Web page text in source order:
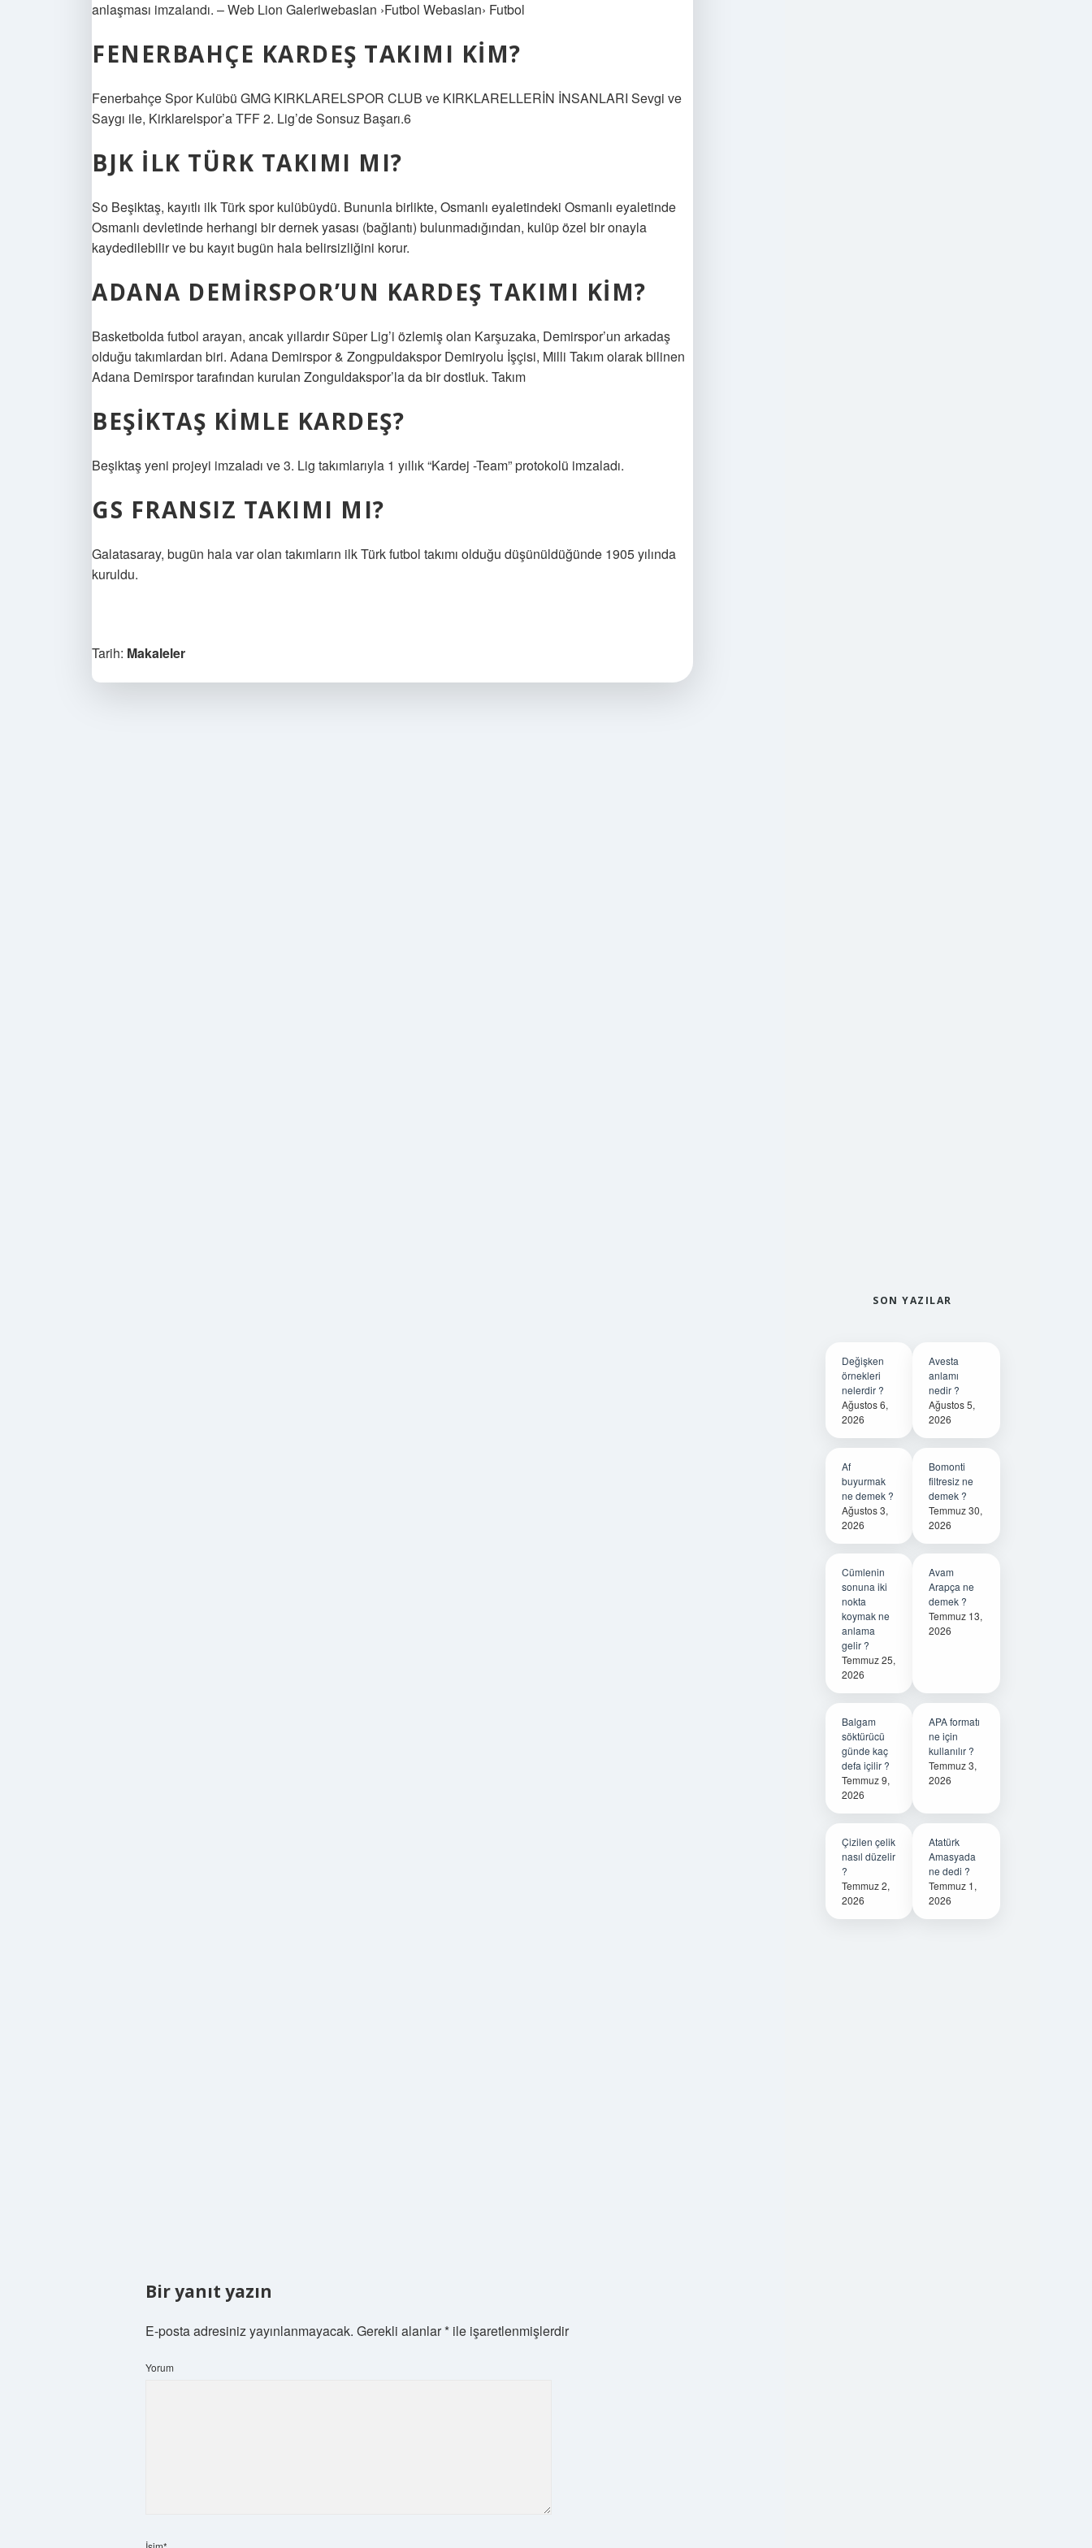
anlaşması imzalandı. – Web Lion Galeriwebaslan ›Futbol Webaslan› Futbol
FENERBAHÇE KARDEŞ TAKIMI KIM?
Fenerbahçe Spor Kulübü GMG KIRKLARELSPOR CLUB ve KIRKLARELLERİN İNSANLARI Sevgi ve
Saygı ile, Kirklarelspor’a TFF 2. Lig’de Sonsuz Başarı.6
BJK ILK TÜRK TAKIMI MI?
So Beşiktaş, kayıtlı ilk Türk spor kulübüydü. Bununla birlikte, Osmanlı eyaletindeki Osmanlı eyaletinde
Osmanlı devletinde herhangi bir dernek yasası (bağlantı) bulunmadığından, kulüp özel bir onayla
kaydedilebilir ve bu kayıt bugün hala belirsizliğini korur.
ADANA DEMIRSPOR’UN KARDEŞ TAKIMI KIM?
Basketbolda futbol arayan, ancak yıllardır Süper Lig’i özlemiş olan Karşuzaka, Demirspor’un arkadaş
olduğu takımlardan biri. Adana Demirspor & Zongpuldakspor Demiryolu İşçisi, Milli Takım olarak bilinen
Adana Demirspor tarafından kurulan Zonguldakspor’la da bir dostluk. Takım
BEŞIKTAŞ KIMLE KARDEŞ?
Beşiktaş yeni projeyi imzaladı ve 3. Lig takımlarıyla 1 yıllık “Kardej -Team” protokolü imzaladı.
GS FRANSIZ TAKIMI MI?
Galatasaray, bugün hala var olan takımların ilk Türk futbol takımı olduğu düşünüldüğünde 1905 yılında
kuruldu.
Tarih: Makaleler
Bir yanıt yazın
E-posta adresiniz yayınlanmayacak. Gerekli alanlar* ile işaretlenmişlerdir
Yorum
SON YAZILAR
Değişken
örnekleri
nelerdir ?
Ağustos 6,
2026
Avesta
anlamı
nedir ?
Ağustos 5,
2026
Af
buyurmak
ne demek ?
Ağustos 3,
2026
Bomonti
filtresiz ne
demek ?
Temmuz 30,
2026
Cümlenin
sonuna iki
nokta
koymak ne
anlama
gelir ?
Temmuz 25,
2026
Avam
Arapça ne
demek ?
Temmuz 13,
2026
Balgam
söktürücü
günde kaç
defa içilir ?
Temmuz 9,
2026
APA formatı
ne için
kullanılır ?
Temmuz 3,
2026
Çizilen çelik
nasıl düzelir
?
Temmuz 2,
2026
Atatürk
Amasyada
ne dedi ?
Temmuz 1,
2026